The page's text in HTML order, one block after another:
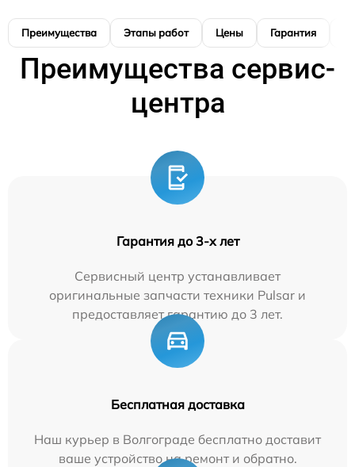
Преимущества Этапы работ Цены Гарантия
Преимущества сервис-
центра
Гарантия до 3-х лет
Сервисный центр устанавливает
оригинальные запчасти техники Pulsar и
предоставляет гарантию до 3 лет.
Бесплатная доставка
Наш курьер в Волгограде бесплатно доставит
ваше устройство на ремонт и обратно.